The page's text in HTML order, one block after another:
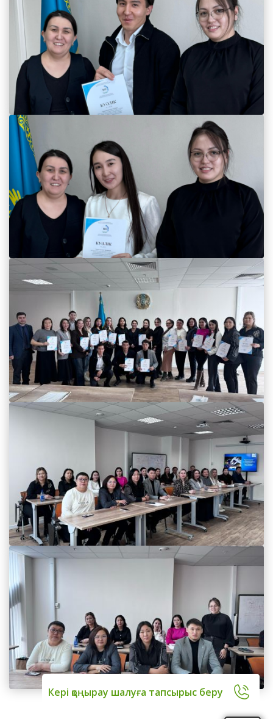
Кері қоңырау шалуға тапсырыс беру